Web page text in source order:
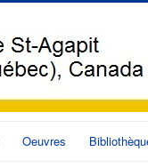
Oeuvres